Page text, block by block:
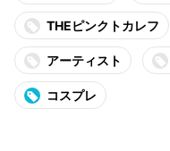
THEピンクトカレフ
アーティスト
コスプレ